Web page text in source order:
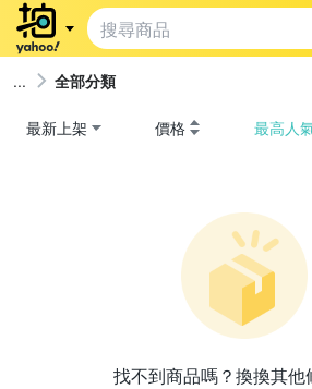
全部分類
最新上架 價格 最高人
找不到商品嗎？換換其他